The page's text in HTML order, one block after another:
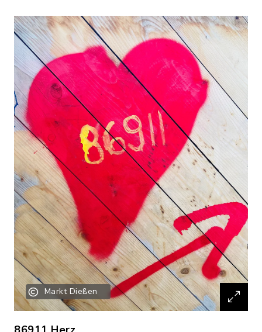
Markt Dießen